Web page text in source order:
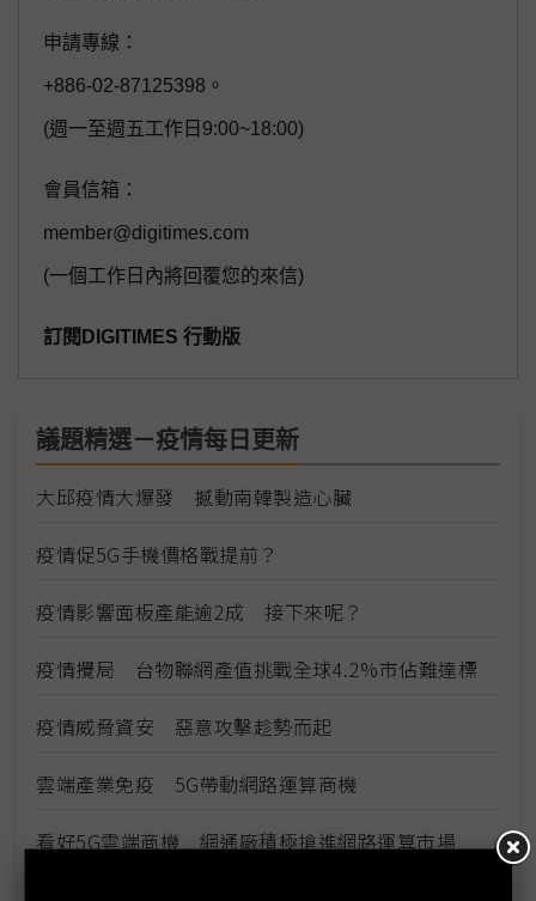
申請專線：
+886-02-87125398。
(週一至週五工作日9:00~18:00)
會員信箱：
member@digitimes.com
(一個工作日內將回覆您的來信)
訂閱DIGITIMES 行動版
議題精選－疫情每日更新
大邱疫情大爆發 撼動南韓製造心臟
疫情促5G手機價格戰提前？
疫情影響面板產能逾2成 接下來呢？
疫情攪局 台物聯網產值挑戰全球4.2%市佔難達標
疫情威脅資安 惡意攻擊趁勢而起
雲端產業免疫 5G帶動網路運算商機
看好5G雲端商機 網通廠積極搶進網路運算市場